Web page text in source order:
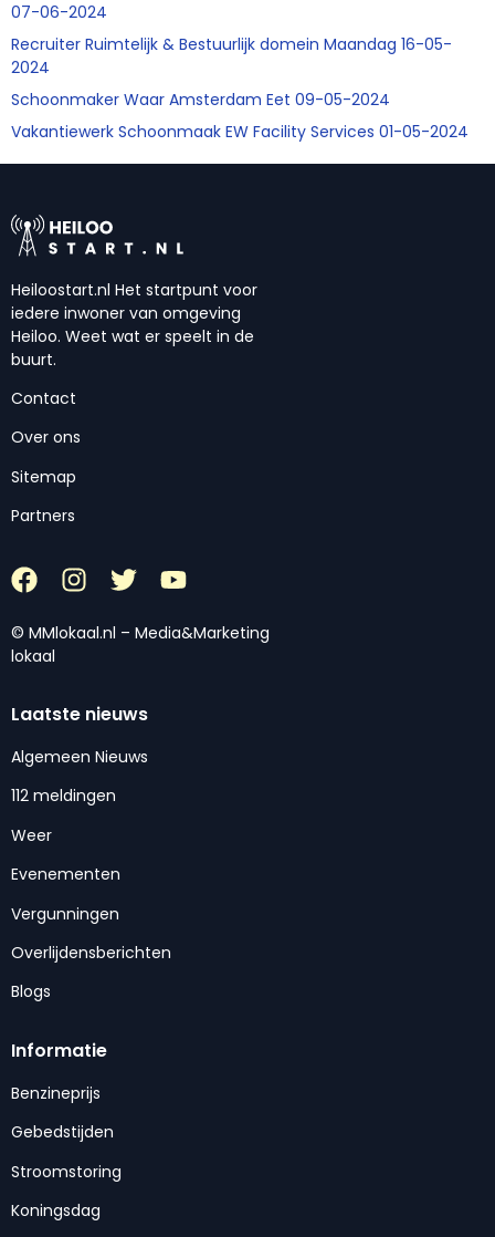
07-06-2024
Recruiter Ruimtelijk & Bestuurlijk domein Maandag 16-05-
2024
Schoonmaker Waar Amsterdam Eet 09-05-2024
Vakantiewerk Schoonmaak EW Facility Services 01-05-2024
Heiloostart.nl Het startpunt voor
iedere inwoner van omgeving
Heiloo. Weet wat er speelt in de
buurt.
Contact
Over ons
Sitemap
Partners
© MMlokaal.nl – Media&Marketing
lokaal
Laatste nieuws
Algemeen Nieuws
112 meldingen
Weer
Evenementen
Vergunningen
Overlijdensberichten
Blogs
Informatie
Benzineprijs
Gebedstijden
Stroomstoring
Koningsdag